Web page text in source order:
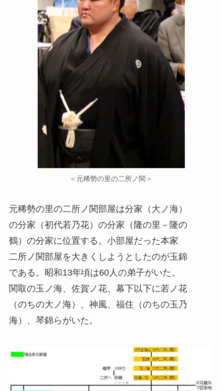
＜元稀勢の里の二所ノ関＞
元稀勢の里の二所ノ関部屋は分家（大ノ海）
の分家（初代若乃花）の分家（隆の里－隆の
鶴）の分家に位置する。小部屋だった本家
二所ノ関部屋を大きくしようとしたのが玉錦
である。昭和13年頃は60人の弟子がいた。
関取の玉ノ海、佐賀ノ花、幕下以下に若ノ花
（のちの大ノ海）、神風、福住（のちの玉乃
海）、琴錦らがいた。